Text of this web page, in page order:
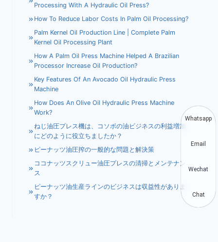
Processing With A Hydraulic Oil Press?
How To Reduce Labor Costs In Palm Oil Processing?
Palm Kernel Oil Production Line | Complete Palm
Kernel Oil Processing Plant
How A Palm Oil Press Machine Helped A Brazilian
Processor Increase Oil Production?
Key Features Of An Avocado Oil Hydraulic Press
Machine
How Does An Olive Oil Hydraulic Press Machine
Work?
ねじ油圧プレス機は、コソボの油ビジネスの利益増加
にどのように役立ちましたか？
ピーナッツ油圧搾の一般的な問題と解決策
ココナッツスクリュー油圧プレスの清掃とメンテナン
ス
ピーナッツ油生産ラインのビジネスは収益性がありま
すか？
Whatsapp
Email
Wechat
Chat